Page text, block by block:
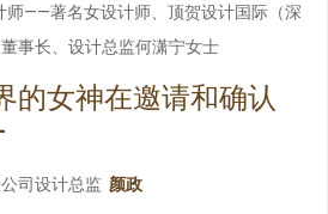
师——著名女设计师、顶贺设计国际（深
事长、设计总监何潇宁女士
的女神在邀请和确认
司设计总监 颜政